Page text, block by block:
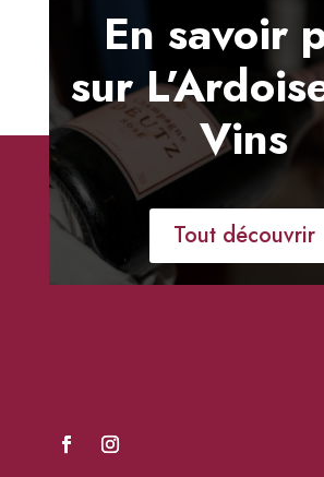
En savoir
sur
Vins
Tout découvrir